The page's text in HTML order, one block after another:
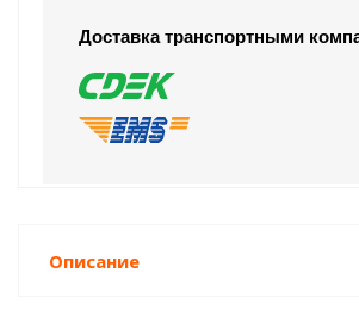
Доставка транспортными
Описание